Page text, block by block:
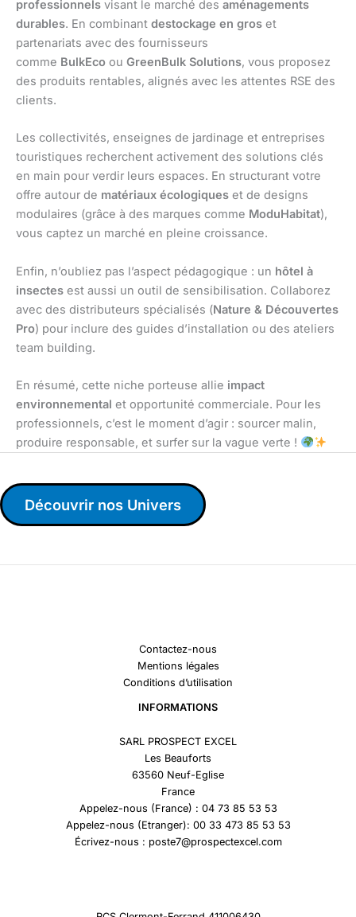
professionnels visant le marché des aménagements
durables. En combinant destockage en gros et
partenariats avec des fournisseurs
comme BulkEco ou GreenBulk Solutions, vous proposez
des produits rentables, alignés avec les attentes RSE des
clients.
Les collectivités, enseignes de jardinage et entreprises
touristiques recherchent activement des solutions clés
en main pour verdir leurs espaces. En structurant votre
offre autour de matériaux écologiques et de designs
modulaires (grâce à des marques comme ModuHabitat),
vous captez un marché en pleine croissance.
Enfin, n’oubliez pas l’aspect pédagogique : un hôtel à
insectes est aussi un outil de sensibilisation. Collaborez
avec des distributeurs spécialisés (Nature & Découvertes
Pro) pour inclure des guides d’installation ou des ateliers
team building.
En résumé, cette niche porteuse allie impact
environnemental et opportunité commerciale. Pour les
professionnels, c’est le moment d’agir : sourcer malin,
produire responsable, et surfer sur la vague verte !
Découvrir nos Univers
Contactez-nous
Mentions légales
Conditions d’utilisation
INFORMATIONS
SARL PROSPECT EXCEL
Les Beauforts
63560 Neuf-Eglise
France
Appelez-nous (France) : 04 73 85 53 53
Appelez-nous (Etranger): 00 33 473 85 53 53
Écrivez-nous : poste7@prospectexcel.com